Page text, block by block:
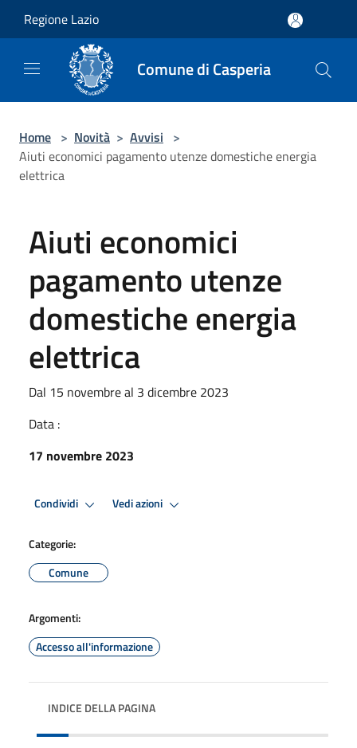
Regione Lazio
Comune di Casperia
Home > Novità > Avvisi >
Aiuti economici pagamento utenze domestiche energia
elettrica
Aiuti economici
pagamento utenze
domestiche energia
elettrica
Dal 15 novembre al 3 dicembre 2023
Data :
17 novembre 2023
Condividi Vedi azioni
Categorie:
Comune
Argomenti:
Accesso all'informazione
INDICE DELLA PAGINA